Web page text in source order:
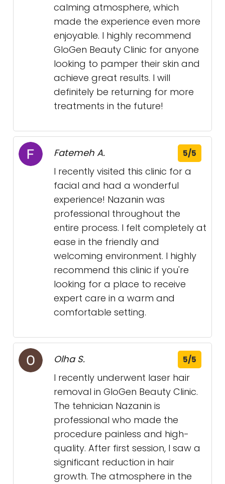
calming atmosphere, which
made the experience even more
enjoyable. I highly recommend
GloGen Beauty Clinic for anyone
looking to pamper their skin and
achieve great results. I will
definitely be returning for more
treatments in the future!
Fatemeh A. 5/5
I recently visited this clinic for a
facial and had a wonderful
experience! Nazanin was
professional throughout the
entire process. I felt completely at
ease in the friendly and
welcoming environment. I highly
recommend this clinic if you're
looking for a place to receive
expert care in a warm and
comfortable setting.
Olha S. 5/5
I recently underwent laser hair
removal in GloGen Beauty Clinic.
The tehnician Nazanin is
professional who made the
procedure painless and high-
quality. After first session, I saw a
significant reduction in hair
growth. The atmosphere in the